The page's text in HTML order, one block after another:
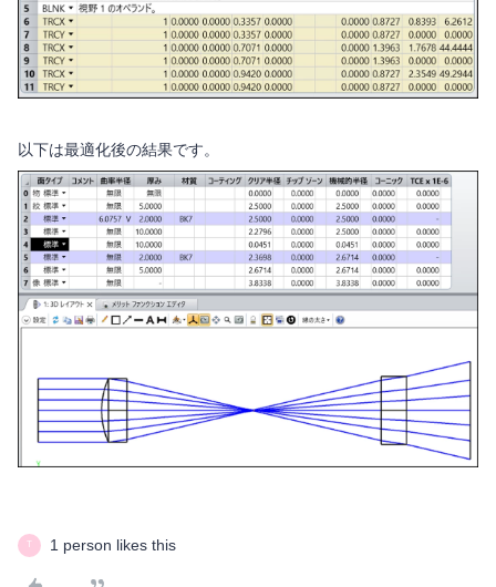
以下は最適化後の結果です。
T 1 person likes this